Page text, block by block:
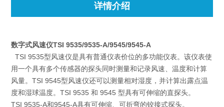
详情介绍
数字式风速仪TSI 9535/9535-A/9545/9545-A
TSI 9535型风速仪是具有普通仪表价位的多功能仪表。该仪表使
用一个具有多个传感器的探头同时测量和记录风速、温度和计算
风量。TSI 9545型风速仪还可以测量相对湿度，并计算出露点温
度和湿球温度。TSI 9535 和 9545 型具有可伸缩的直探头。
TSI 9535-A和9545-A具有可伸缩、可折弯的铰接式探头。